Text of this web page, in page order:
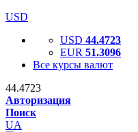
USD
USD 44.4723
EUR 51.3096
Все курсы валют
44.4723
Авторизация
Поиск
UA